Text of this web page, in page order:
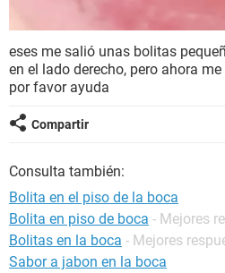
eses me salió unas bolitas
en el lado derecho, pero ahora
por favor ayuda
Compartir
Consulta también:
Bolita en el piso de la boca
Bolita en piso de boca - Mejores
Bolitas en la boca - Mejores
Sabor a jabon en la boca